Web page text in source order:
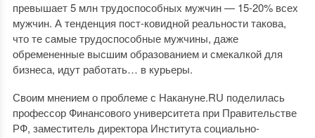
превышает 5 млн трудоспособных мужчин — 15-20% всех
мужчин. А тенденция пост-ковидной реальности такова,
что те самые трудоспособные мужчины, даже
обремененные высшим образованием и смекалкой для
бизнеса, идут работать… в курьеры.
Своим мнением о проблеме с Накануне.RU поделилась
профессор Финансового университета при Правительстве
РФ, заместитель директора Института социально-